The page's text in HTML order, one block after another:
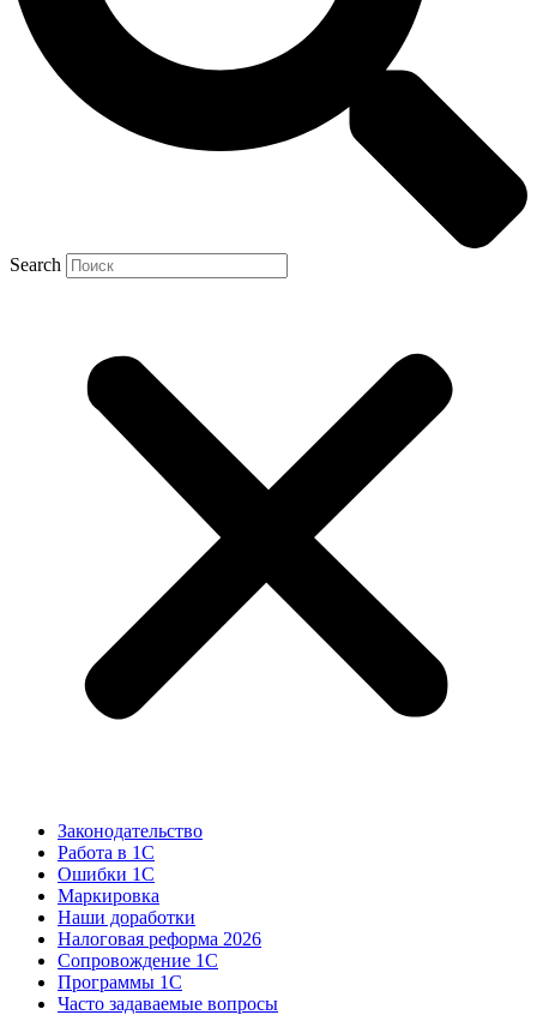
Search
Законодательство
Работа в 1С
Ошибки 1С
Маркировка
Наши доработки
Налоговая реформа 2026
Сопровождение 1С
Программы 1С
Часто задаваемые вопросы